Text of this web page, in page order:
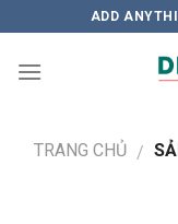
to
content
ADD
TRANG CHỦ /